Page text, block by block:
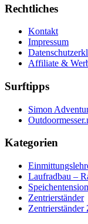
Rechtliches
Kontakt
Impressum
Affiliate &
Surftipps
Simon
Kategorien
Laufradbau –
Zentrierständer
Zentrierständer